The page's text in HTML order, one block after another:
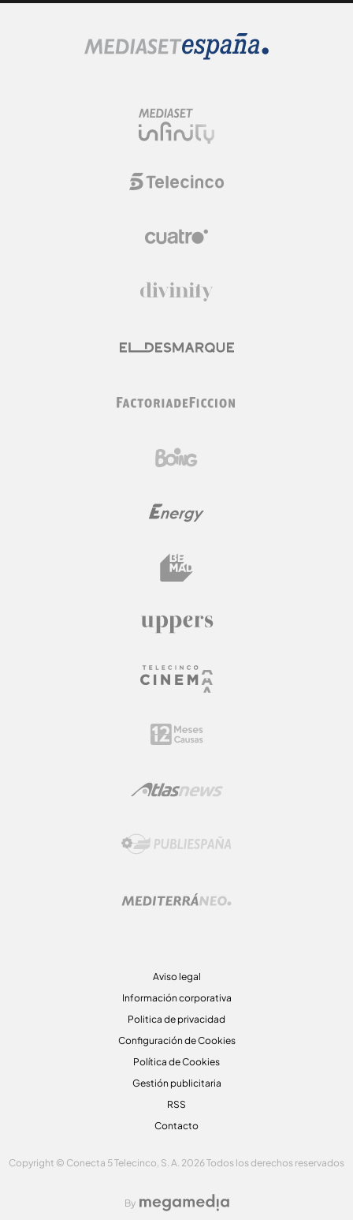
Aviso legal
Información corporativa
Politica de privacidad
Configuración de Cookies
Política de Cookies
Gestión publicitaria
RSS
Contacto
Copyright © Conecta 5 Telecinco, S. A. 2026 Todos los derechos reservados
By